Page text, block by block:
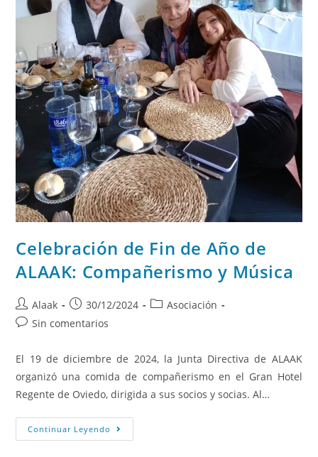
Celebración de Fin de Año de
ALAAK: Compañerismo y Música
Alaak 30/12/2024
Asociación
Sin comentarios
El 19 de diciembre de 2024, la Junta Directiva de ALAAK
organizó una comida de compañerismo en el Gran Hotel
Regente de Oviedo, dirigida a sus socios y socias. Al…
Continuar Leyendo